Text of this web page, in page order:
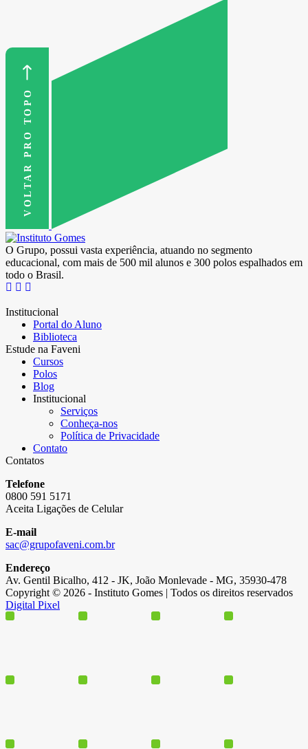
VOLTAR PRO TOPO
O Grupo, possui vasta experiência, atuando no segmento
educacional, com mais de 500 mil alunos e 300 polos espalhados em
todo o Brasil.
Institucional
Portal do Aluno
Biblioteca
Estude na Faveni
Cursos
Polos
Blog
Institucional
Serviços
Conheça-nos
Política de Privacidade
Contato
Contatos
Telefone
0800 591 5171
Aceita Ligações de Celular
E-mail
sac@grupofaveni.com.br
Endereço
Av. Gentil Bicalho, 412 - JK, João Monlevade - MG, 35930-478
Copyright © 2026 - Instituto Gomes | Todos os direitos reservados
Digital Pixel